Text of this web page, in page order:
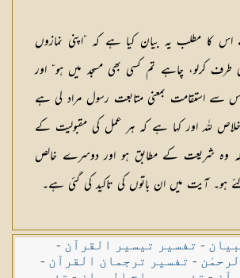
کا مطلب یہ بیان کیا ہے کہ ”اپنی نمازوں
طرف کرلو، چاہے تم کسی بھی مسجد میں ہو“ اور
سے استقامت بمعنی متابعت رسول مراد لی ہے
للہ اور کہا ہے کہ ہر عمل کی مقبولیت کے
وہ شریعت کے مطابق ہو اور دوسرے خالص
ہو۔ آیت میں ان باتوں کی تاکید کی گئی ہے۔
- تفسیر تیسیر القرآن -
- تفسیر ترجمان القرآن -